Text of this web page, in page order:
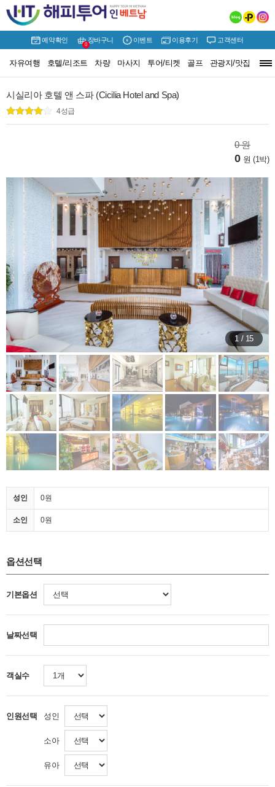
예약확인
0
장바구니 이벤트 이용후기 고객센터
자유여행 호텔/리조트 차량 마사지 투어/티켓 골프 관광지/맛집
여행정보
시실리아 호텔 앤 스파 (Cicilia Hotel and Spa)
4성급
0 원
0 원 (1박)
1 / 15
성인 0원
소인 0원
옵션선택
기본옵션
날짜선택
객실수
인원선택 성인
소아
유아